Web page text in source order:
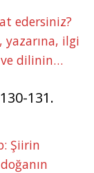
edersiniz?
yazarına, ilgi
ve dilinin…
131.
Şiirin